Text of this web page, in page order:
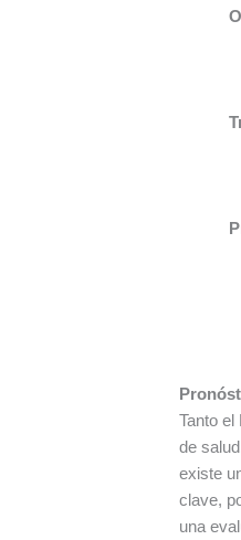
Tanto
de
existe
clave,
una